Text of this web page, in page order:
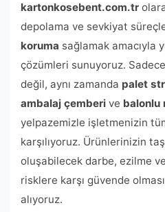
kartonkosebent.com.tr
depolama ve sevkiyat
koruma sağlamak amacıyla
çözümleri sunuyoruz. Sadece
değil, aynı zamanda palet
ambalaj çemberi ve balonlu
yelpazemizle işletmenizin
karşılıyoruz. Ürünlerinizin
oluşabilecek darbe, ezilme
risklere karşı güvende
alıyoruz.